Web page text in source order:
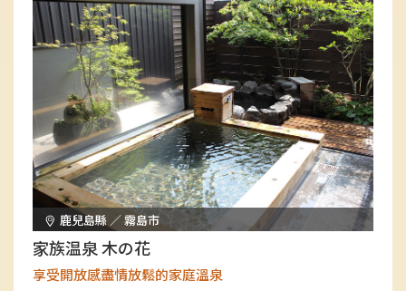
鹿兒島縣 ／ 霧島市
家族温泉 木の花
享受開放感盡情放鬆的家庭溫泉